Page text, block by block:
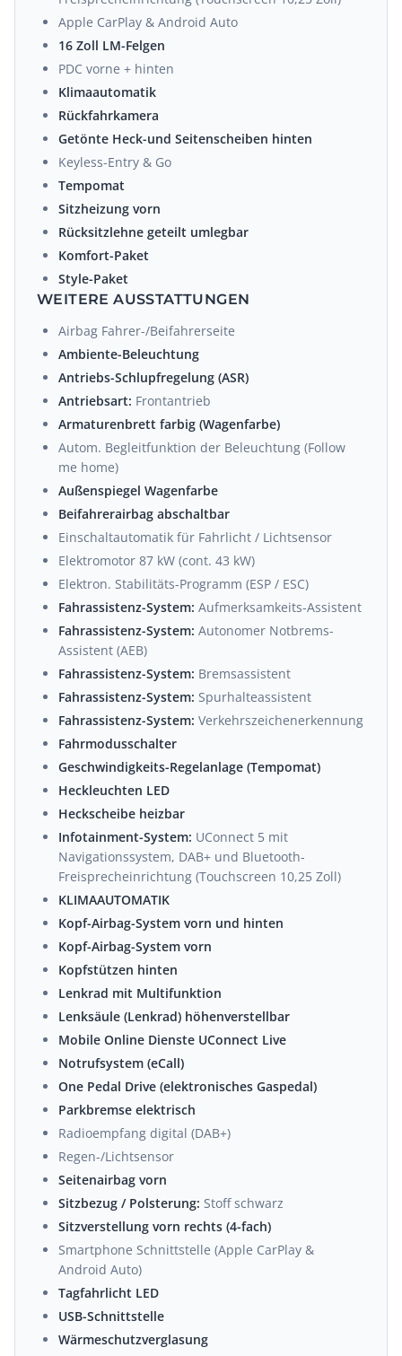
Apple CarPlay & Android Auto
16 Zoll LM-Felgen
PDC vorne + hinten
Klimaautomatik
Rückfahrkamera
Getönte Heck-und Seitenscheiben hinten
Keyless-Entry & Go
Tempomat
Sitzheizung vorn
Rücksitzlehne geteilt umlegbar
Komfort-Paket
Style-Paket
WEITERE AUSSTATTUNGEN
Airbag Fahrer-/Beifahrerseite
Ambiente-Beleuchtung
Antriebs-Schlupfregelung (ASR)
Antriebsart: Frontantrieb
Armaturenbrett farbig (Wagenfarbe)
Autom. Begleitfunktion der Beleuchtung (Follow
me home)
Außenspiegel Wagenfarbe
Beifahrerairbag abschaltbar
Einschaltautomatik für Fahrlicht / Lichtsensor
Elektromotor 87 kW (cont. 43 kW)
Elektron. Stabilitäts-Programm (ESP / ESC)
Fahrassistenz-System: Aufmerksamkeits-Assistent
Fahrassistenz-System: Autonomer Notbrems-
Assistent (AEB)
Fahrassistenz-System: Bremsassistent
Fahrassistenz-System: Spurhalteassistent
Fahrassistenz-System: Verkehrszeichenerkennung
Fahrmodusschalter
Geschwindigkeits-Regelanlage (Tempomat)
Heckleuchten LED
Heckscheibe heizbar
Infotainment-System: UConnect 5 mit
Navigationssystem, DAB+ und Bluetooth-
Freisprecheinrichtung (Touchscreen 10,25 Zoll)
KLIMAAUTOMATIK
Kopf-Airbag-System vorn und hinten
Kopf-Airbag-System vorn
Kopfstützen hinten
Lenkrad mit Multifunktion
Lenksäule (Lenkrad) höhenverstellbar
Mobile Online Dienste UConnect Live
Notrufsystem (eCall)
One Pedal Drive (elektronisches Gaspedal)
Parkbremse elektrisch
Radioempfang digital (DAB+)
Regen-/Lichtsensor
Seitenairbag vorn
Sitzbezug / Polsterung: Stoff schwarz
Sitzverstellung vorn rechts (4-fach)
Smartphone Schnittstelle (Apple CarPlay &
Android Auto)
Tagfahrlicht LED
USB-Schnittstelle
Wärmeschutzverglasung